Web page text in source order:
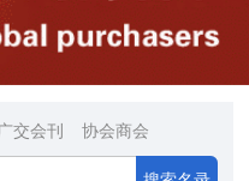
交会刊 协会商会